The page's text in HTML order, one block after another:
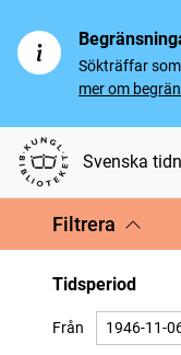
Sökträffar
mer om
Svenska
Filtrera
Tidsperiod
Från